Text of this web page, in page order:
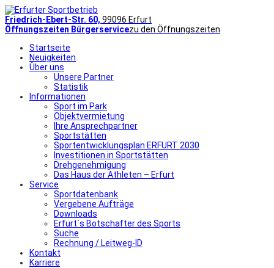
Friedrich-Ebert-Str. 60, 99096 Erfurt
Öffnungszeiten Bürgerservicezu den Öffnungszeiten
Startseite
Neuigkeiten
Über uns
Unsere Partner
Statistik
Informationen
Sport im Park
Objektvermietung
Ihre Ansprechpartner
Sportstätten
Sportentwicklungsplan ERFURT 2030
Investitionen in Sportstätten
Drehgenehmigung
Das Haus der Athleten – Erfurt
Service
Sportdatenbank
Vergebene Aufträge
Downloads
Erfurt´s Botschafter des Sports
Suche
Rechnung / Leitweg-ID
Kontakt
Karriere